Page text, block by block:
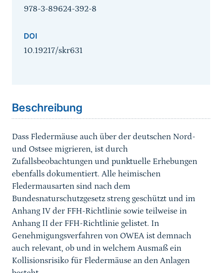
978-3-89624-392-8
DOI
10.19217/skr631
Beschreibung
Dass Fledermäuse auch über der deutschen Nord-
und Ostsee migrieren, ist durch
Zufallsbeobachtungen und punktuelle Erhebungen
ebenfalls dokumentiert. Alle heimischen
Fledermausarten sind nach dem
Bundesnaturschutzgesetz streng geschützt und im
Anhang IV der FFH-Richtlinie sowie teilweise in
Anhang II der FFH-Richtlinie gelistet. In
Genehmigungsverfahren von OWEA ist demnach
auch relevant, ob und in welchem Ausmaß ein
Kollisionsrisiko für Fledermäuse an den Anlagen